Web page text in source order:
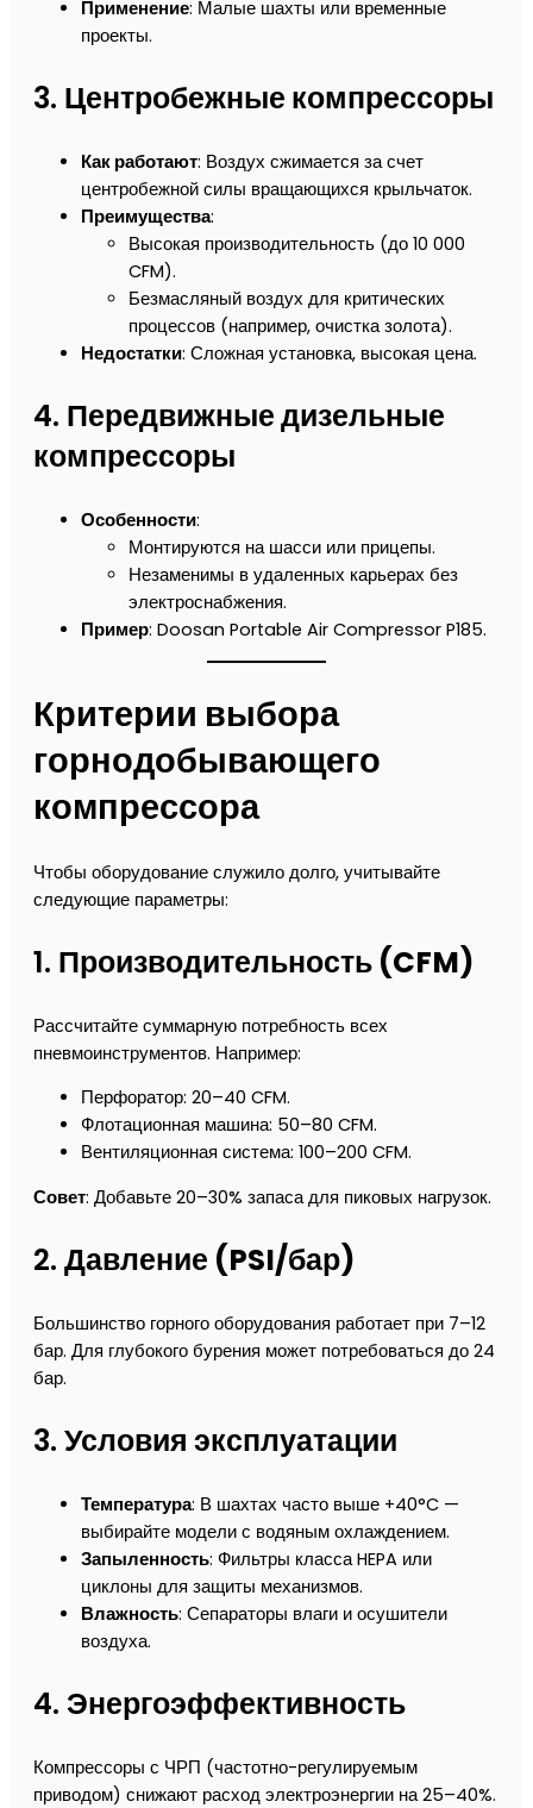
Применение: Малые шахты или временные
проекты.
3. Центробежные компрессоры
Как работают: Воздух сжимается за счет
центробежной силы вращающихся крыльчаток.
Преимущества:
Высокая производительность (до 10 000
CFM).
Безмасляный воздух для критических
процессов (например, очистка золота).
Недостатки: Сложная установка, высокая цена.
4. Передвижные дизельные
компрессоры
Особенности:
Монтируются на шасси или прицепы.
Незаменимы в удаленных карьерах без
электроснабжения.
Пример: Doosan Portable Air Compressor P185.
Критерии выбора
горнодобывающего
компрессора
Чтобы оборудование служило долго, учитывайте
следующие параметры:
1. Производительность (CFM)
Рассчитайте суммарную потребность всех
пневмоинструментов. Например:
Перфоратор: 20–40 CFM.
Флотационная машина: 50–80 CFM.
Вентиляционная система: 100–200 CFM.
Совет: Добавьте 20–30% запаса для пиковых нагрузок.
2. Давление (PSI/бар)
Большинство горного оборудования работает при 7–12
бар. Для глубокого бурения может потребоваться до 24
бар.
3. Условия эксплуатации
Температура: В шахтах часто выше +40°C —
выбирайте модели с водяным охлаждением.
Запыленность: Фильтры класса HEPA или
циклоны для защиты механизмов.
Влажность: Сепараторы влаги и осушители
воздуха.
4. Энергоэффективность
Компрессоры с ЧРП (частотно-регулируемым
приводом) снижают расход электроэнергии на 25–40%.